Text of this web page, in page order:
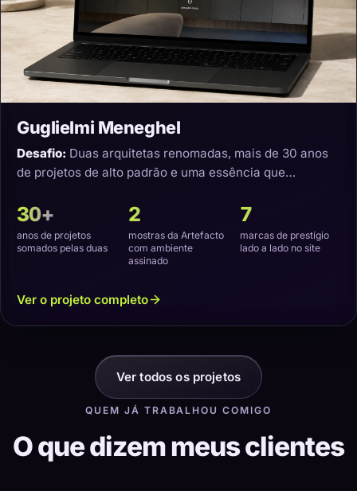
Guglielmi Meneghel
Desafio: Duas arquitetas renomadas, mais de 30 anos
de projetos de alto padrão e uma essência que
30+
anos de projetos
somados pelas duas
2
mostras da Artefacto
com ambiente
assinado
7
marcas de prestígio
lado a lado no site
Ver o projeto completo
Ver todos os projetos
QUEM JÁ TRABALHOU COMIGO
O que dizem meus clientes